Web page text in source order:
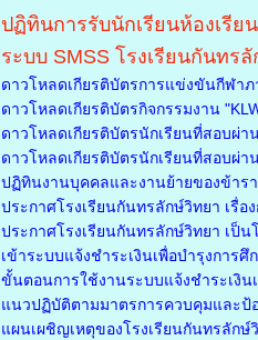
ปฏิทินการรับนักเรียนห้องเรีย
ระบบ SMSS โรงเรียนกันทร
ดาวโหลดเกียรติบัตรการแข่งขันกีฬา
ดาวโหลดเกียรติบัตรกิจกรรมงาน
ดาวโหลดเกียรติบัตรนักเรียนที่สอบผ่
ดาวโหลดเกียรติบัตรนักเรียนที่สอบผ่
ปฏิทินงานบุคคลและงานย้ายของข้าร
ประกาศโรงเรียนกันทรลักษ์วิทยา เรื่
ประกาศโรงเรียนกันทรลักษ์วิทยา เป็
เข้าระบบแจ้งชำระเงินเพื่อบำรุงการศึ
ขั้นตอนการใช้งานระบบแจ้งชำระเงิน
แนวปฏิบัติตามมาตรการควบคุมและป้
แผนเผชิญเหตุของโรงเรียนกันทรลัก